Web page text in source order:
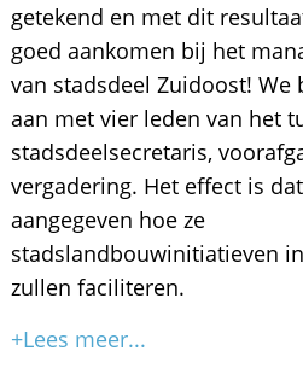
getekend en met dit
goed aankomen bij het
van stadsdeel Zuidoost! We
aan met vier leden van het
stadsdeelsecretaris,
vergadering. Het effect is
aangegeven hoe ze
stadslandbouwinitiatieven
zullen faciliteren.
+Lees meer...